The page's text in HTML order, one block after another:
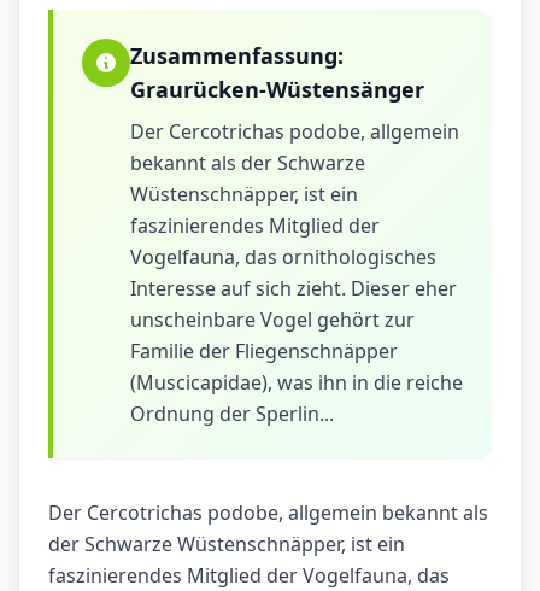
Zusammenfassung:
Graurücken-Wüstensänger
Der Cercotrichas podobe, allgemein
bekannt als der Schwarze
Wüstenschnäpper, ist ein
faszinierendes Mitglied der
Vogelfauna, das ornithologisches
Interesse auf sich zieht. Dieser eher
unscheinbare Vogel gehört zur
Familie der Fliegenschnäpper
(Muscicapidae), was ihn in die reiche
Ordnung der Sperlin...
Der Cercotrichas podobe, allgemein bekannt als
der Schwarze Wüstenschnäpper, ist ein
faszinierendes Mitglied der Vogelfauna, das